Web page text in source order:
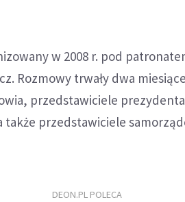
w 2008 r. pod
Rozmowy trwały dwa
przedstawiciele
także przedstawiciele
DEON.PL POLECA